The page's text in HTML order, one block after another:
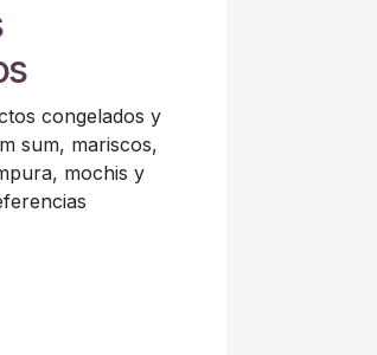
congelados y
sum, mariscos,
mochis y